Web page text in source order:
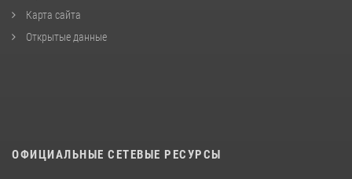
Карта сайта
Открытые данные
ОФИЦИАЛЬНЫЕ СЕТЕВЫЕ РЕСУРСЫ